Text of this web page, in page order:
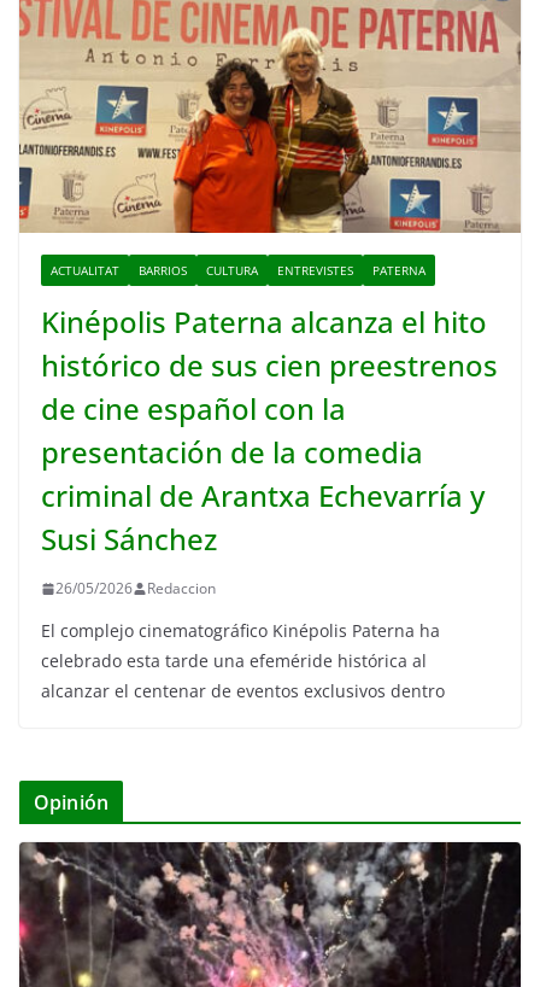
ACTUALITAT BARRIOS CULTURA ENTREVISTES PATERNA
Kinépolis Paterna alcanza el hito
histórico de sus cien preestrenos
de cine español con la
presentación de la comedia
criminal de Arantxa Echevarría y
Susi Sánchez
26/05/2026 Redaccion
El complejo cinematográfico Kinépolis Paterna ha
celebrado esta tarde una efeméride histórica al
alcanzar el centenar de eventos exclusivos dentro
Opinión